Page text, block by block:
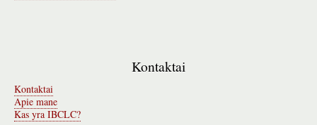
Kontaktai
Kontaktai
Apie mane
Kas yra IBCLC?